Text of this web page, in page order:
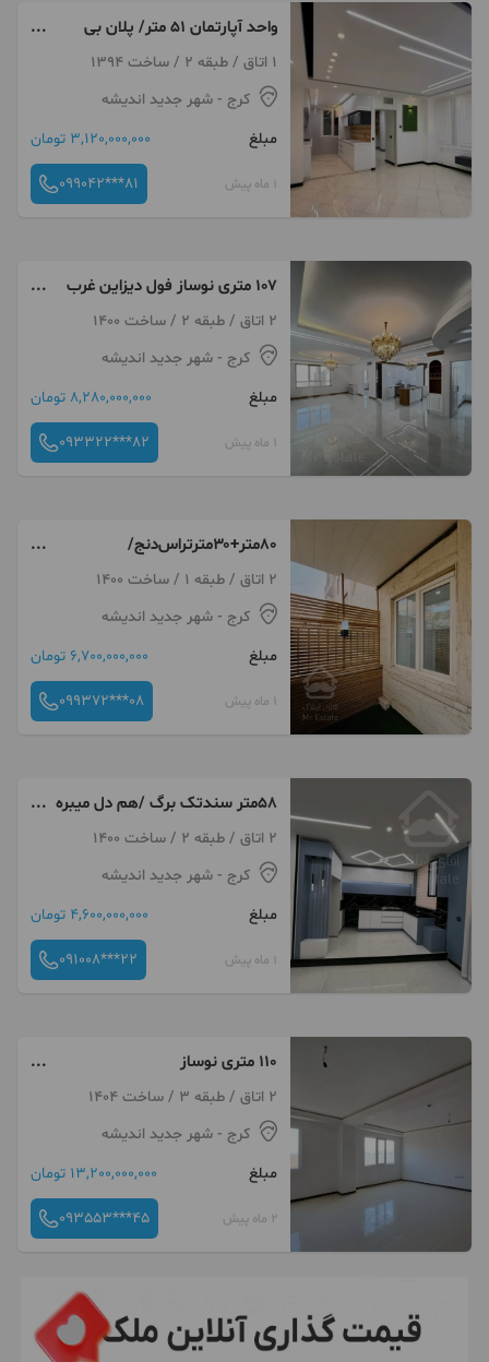
واحد آپارتمان ۵۱ متر/ پلان بی
نقص/آسانسور/p سندی1 اتاق / طبقه 2 / ساخت 1394
کرج - شهر جدید اندیشه
مبلغ
3,120,000,000 تومان
1 ماه پیش 099042***81
۱۰۷ متری نوساز فول دیزاین غرب
اندیشه غرب تهران
2 اتاق / طبقه 2 / ساخت 1400
کرج - شهر جدید اندیشه
مبلغ
8,280,000,000 تومان
1 ماه پیش 093322***82
۸۰متر+۳۰متر‌تراس‌‌دنج/
سند‌تک‌برگ/غرب‌تهران
2 اتاق / طبقه 1 / ساخت 1400
کرج - شهر جدید اندیشه
مبلغ
6,700,000,000 تومان
1 ماه پیش 099372***08
۵۸متر سندتک برگ /هم دل میبره
هم هوش
2 اتاق / طبقه 2 / ساخت 1400
کرج - شهر جدید اندیشه
مبلغ
4,600,000,000 تومان
1 ماه پیش 091008***22
۱۱۰ متری نوساز
خام+اندیشه+سالن پرده خور+غرق
نور
2 اتاق / طبقه 3 / ساخت 1404
کرج - شهر جدید اندیشه
مبلغ
13,200,000,000 تومان
2 ماه پیش 093553***45